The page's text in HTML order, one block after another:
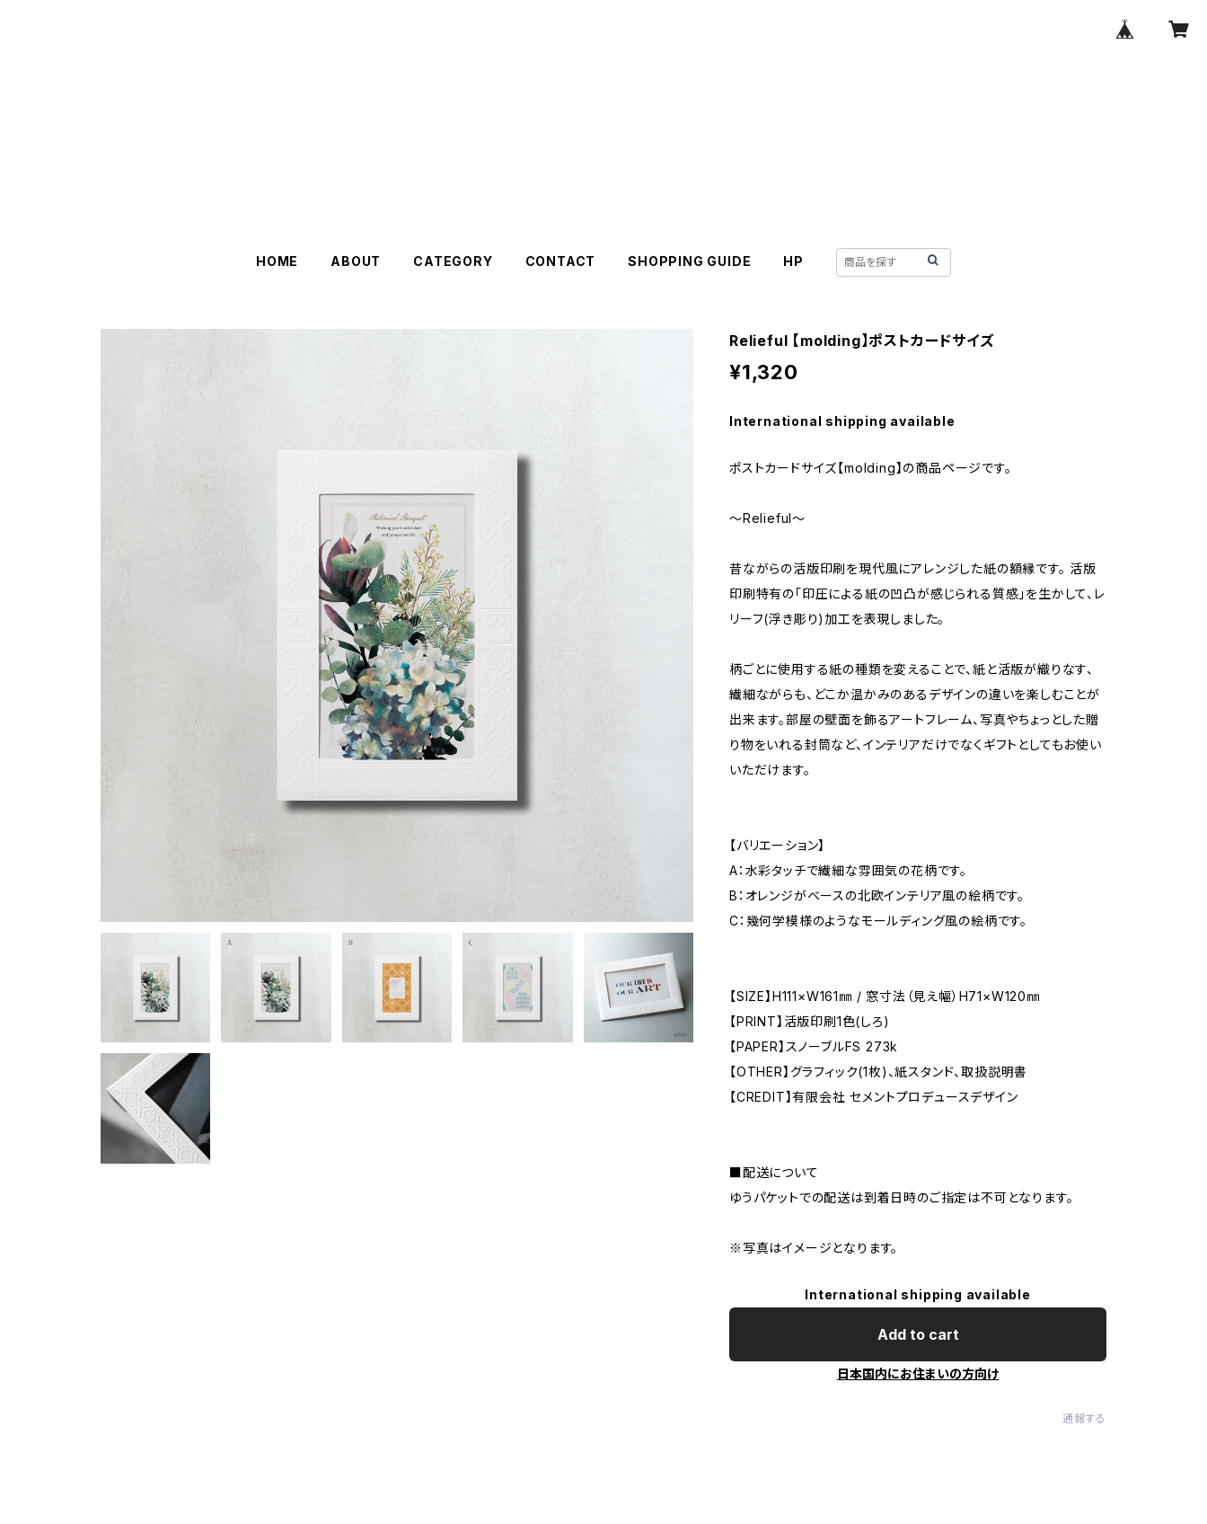
HOME ABOUT CATEGORY CONTACT SHOPPING GUIDE HP
Relieful 【molding】ポストカードサイズ
¥1,320
International shipping available
ポストカードサイズ【molding】の商品ページです。
～Relieful～
昔ながらの活版印刷を現代風にアレンジした紙の額縁です。 活版
印刷特有の「印圧による紙の凹凸が感じられる質感」を生かして、レ
リーフ(浮き彫り)加工を表現しました。
柄ごとに使用する紙の種類を変えることで、紙と活版が織りなす、
繊細ながらも、どこか温かみのあるデザインの違いを楽しむことが
出来ます。部屋の壁面を飾るアートフレーム、写真やちょっとした贈
り物をいれる封筒など、インテリアだけでなくギフトとしてもお使い
いただけます。
【バリエーション】
A：水彩タッチで繊細な雰囲気の花柄です。
B：オレンジがベースの北欧インテリア風の絵柄です。
C：幾何学模様のようなモールディング風の絵柄です。
【SIZE】H111×W161㎜ / 窓寸法（見え幅）H71×W120㎜
【PRINT】活版印刷1色(しろ)
【PAPER】スノーブルFS 273k
【OTHER】グラフィック(1枚)、紙スタンド、取扱説明書
【CREDIT】有限会社 セメントプロデュースデザイン
■配送について
ゆうパケットでの配送は到着日時のご指定は不可となります。
※写真はイメージとなります。
International shipping available
Add to cart
日本国内にお住まいの方向け
通報する